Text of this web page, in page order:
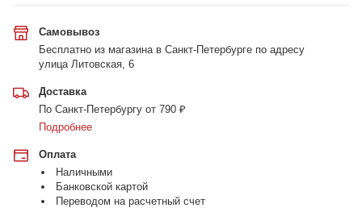
Самовывоз
Бесплатно из магазина в Санкт-Петербурге по адресу
улица Литовская, 6
Доставка
По Санкт-Петербургу от 790 ₽
Подробнее
Оплата
Наличными
Банковской картой
Переводом на расчетный счет